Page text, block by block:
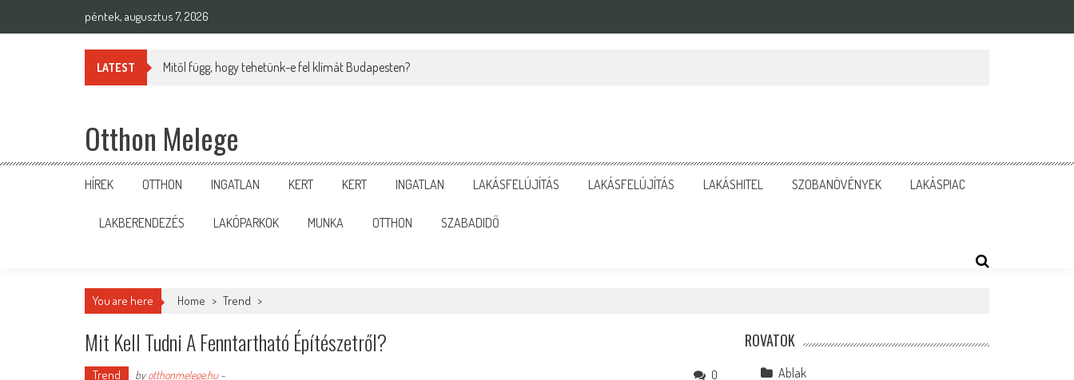
péntek, augusztus 7, 2026
LATEST Mitől függ, hogy tehetünk-e fel klímát Budapesten?
Otthon Melege
HÍREK OTTHON INGATLAN KERT KERT INGATLAN LAKÁSFELÚJÍTÁS LAKÁSFELÚJÍTÁS LAKÁSHITEL SZOBANÖVÉNYEK LAKÁSPIAC
LAKBERENDEZÉS LAKÓPARKOK MUNKA OTTHON SZABADIDŐ
You are here Home > Trend >
Mit Kell Tudni A Fenntartható Építészetről?
Trend byotthonmelege.hu- 0
ROVATOK
Ablak